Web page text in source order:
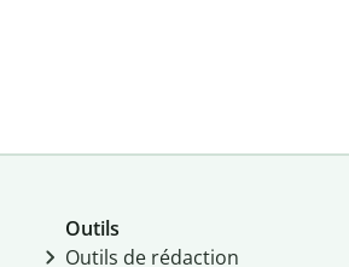
Outils
Outils de rédaction